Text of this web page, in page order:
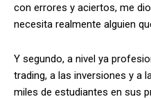
con errores y aciertos, me
necesita realmente alguien
Y segundo, a nivel ya
trading, a las inversiones y a
miles de estudiantes en sus